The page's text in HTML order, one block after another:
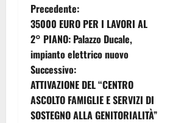
Precedente:
35000 EURO PER I LAVORI AL
2° PIANO: Palazzo Ducale,
impianto elettrico nuovo
Successivo:
ATTIVAZIONE DEL “CENTRO
ASCOLTO FAMIGLIE E SERVIZI DI
SOSTEGNO ALLA GENITORIALITÀ”